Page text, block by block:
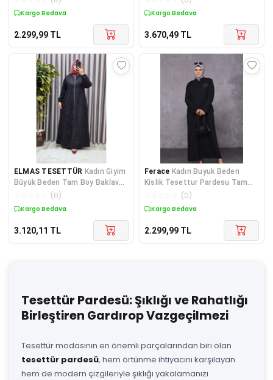
Kargo Bedava
2.299,99 TL
Kargo Bedava
3.670,49 TL
ELMAS TESETTÜR Kadın Giyim
Büyük Beden Tam Boy Baklava
Desenli Uzun Süet Pardesü
(0)
Kargo Bedava
3.120,11 TL
Ferace Kadın Buyuk Beden
Kislik Tesettur Pardesu Tam
(0)
Kargo Bedava
2.299,99 TL
Tesettür Pardesü: Şıklığı ve Rahatlığı
Birleştiren Gardırop Vazgeçilmezi
Tesettür modasının en önemli parçalarından biri olan
tesettür pardesü, hem örtünme ihtiyacını karşılayan
hem de modern çizgileriyle şıklığı yakalamanızı